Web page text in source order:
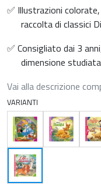
✅ Illustrazioni
raccolta di classici
✅ Consigliato dai 3
dimensione
Vai alla descrizione
VARIANTI